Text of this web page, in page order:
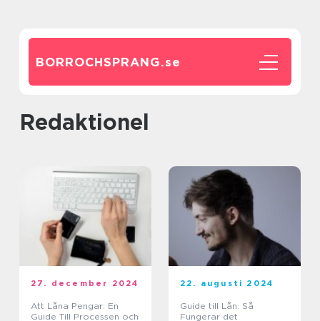
BORROCHSPRANG.se
redaktionel
27. december 2024
Att Låna Pengar: En
Guide Till Processen och
22. augusti 2024
Guide till Lån: Så
Fungerar det